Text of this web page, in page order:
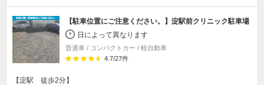
【駐車位置にご注意ください。】 淀駅前クリニック駐車場
日によって異なります
普通車 / コンパクトカー / 軽自動車
4.7/27件
【淀駅 徒歩2分】